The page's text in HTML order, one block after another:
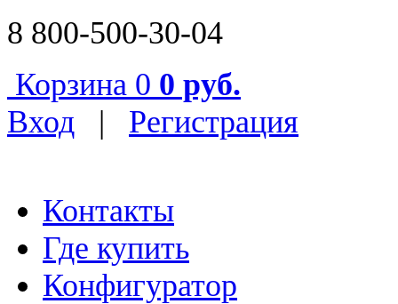
8 800-500-30-04
Корзина 0 0 руб.
Вход | Регистрация
Контакты
Где купить
Конфигуратор